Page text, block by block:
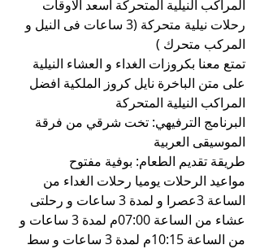
المراكب النيلية المتحركة أسعد الاوقات
رحلات نيلية متحركة (3 ساعات فى النيل و
المركب متحرك )
تمتع معنا بكروزات الغداء و العشاء النيلية
على متن الباخرة نايل كروز الملكية افضل
المراكب النيلية المتحركة
البرنامج الترفيهي: تخت شرقي من فرقة
الموسيقى العربية
طريقة تقديم الطعام: بوفية مفتوح
مواعيد الرحلات يوميا رحلات الغداء من
الساعة 3عصرا و لمدة 3 ساعات و رحلتى
عشاء من الساعة 07:00م لمدة 3 ساعات و
من الساعة 10:15م لمدة 3 ساعات و سط